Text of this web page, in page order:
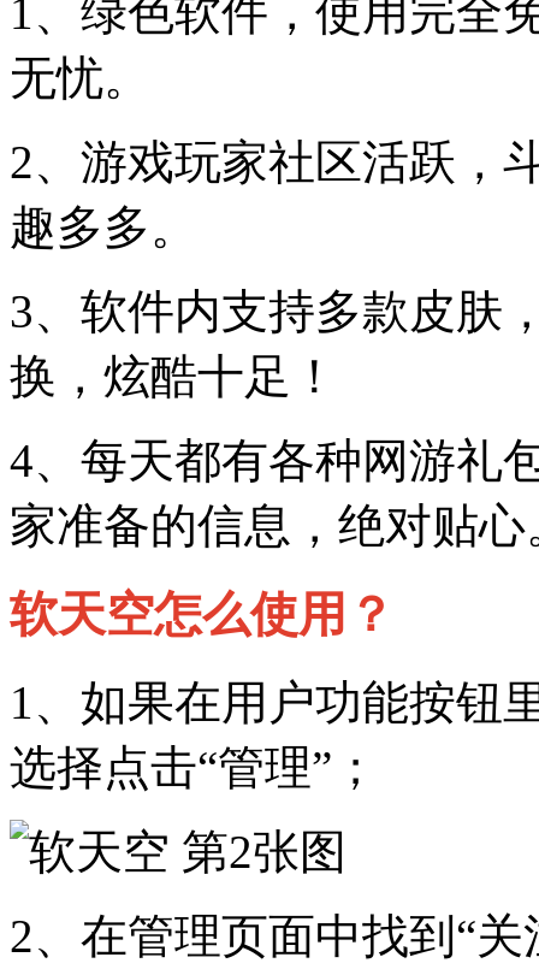
1、绿色软件，使用完全
无忧。
2、游戏玩家社区活跃，
趣多多。
3、软件内支持多款皮肤
换，炫酷十足！
4、每天都有各种网游礼
家准备的信息，绝对贴心
软天空怎么使用？
1、如果在用户功能按钮
选择点击“管理”；
2、在管理页面中找到“